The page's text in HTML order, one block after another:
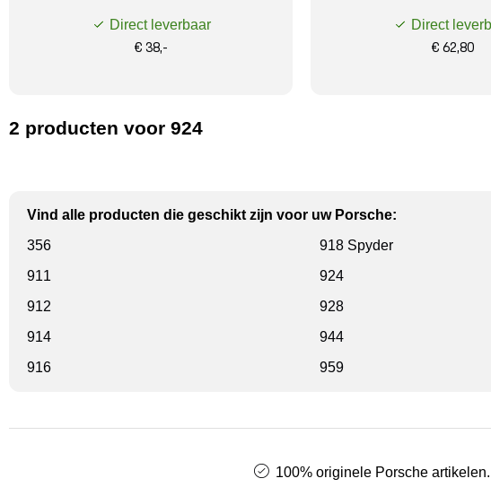
Direct leverbaar
€ 38,-
Direct
€ 62,80
2 producten voor 924
Vind alle producten die geschikt zijn voor uw Porsche:
356
911
912
914
916
918 Spyder
924
928
944
959
100% originele Porsche artikelen.